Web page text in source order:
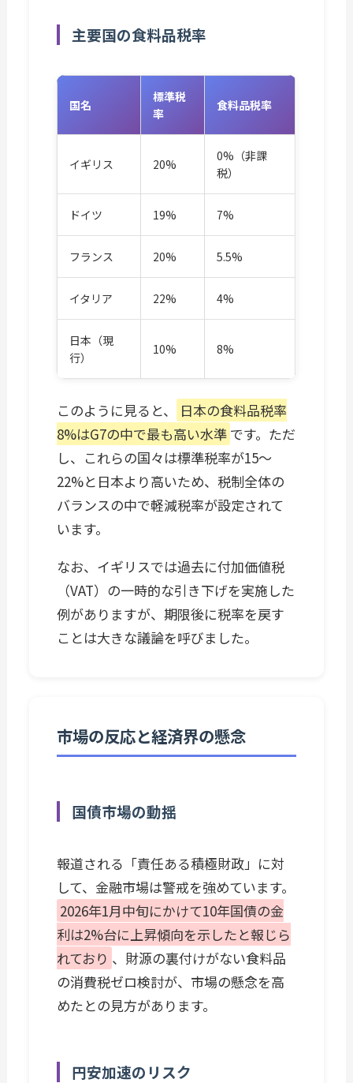
主要国の食料品税率
国名
標準税
率
食料品税率
イギリス 20%
0%（非課
税）
ドイツ 19% 7%
フランス 20% 5.5%
イタリア 22% 4%
日本（現
行）
10% 8%
このように見ると、
日本の食料品税率
8%はG7の中で最も高い水準 です。ただ
し、これらの国々は標準税率が15〜
22%と日本より高いため、税制全体の
バランスの中で軽減税率が設定されて
います。
なお、イギリスでは過去に付加価値税
（VAT）の一時的な引き下げを実施した
例がありますが、期限後に税率を戻す
ことは大きな議論を呼びました。
市場の反応と経済界の懸念
国債市場の動揺
報道される「責任ある積極財政」に対
して、金融市場は警戒を強めています。
2026年1月中旬にかけて10年国債の金
利は2%台に上昇傾向を示したと報じら
れており 、財源の裏付けがない食料品
の消費税ゼロ検討が、市場の懸念を高
めたとの見方があります。
円安加速のリスク